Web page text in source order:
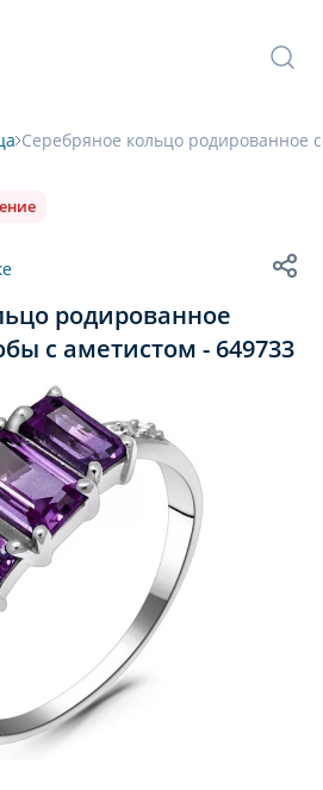
Серебряное кольцо родированное
родированное
с аметистом - 649733